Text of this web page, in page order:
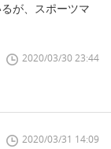
が、スポーツマ
2020/03/30 23:44
2020/03/31 14:09